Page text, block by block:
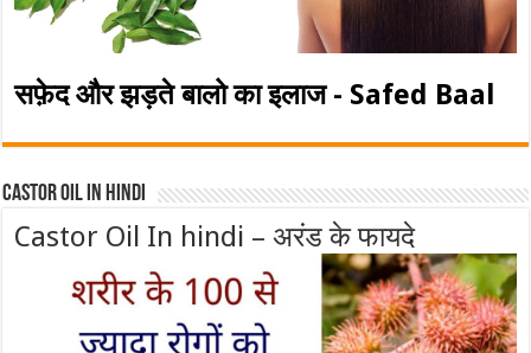
सफ़ेद और झड़ते बालो का इलाज - Safed Baal
Castor Oil In Hindi
Castor Oil In hindi – अरंड के फायदे